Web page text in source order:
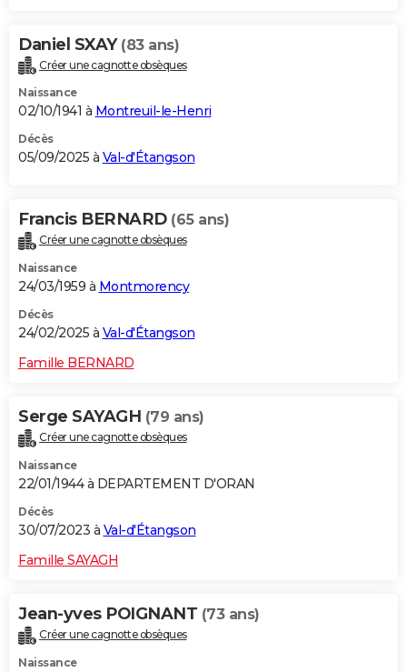
Daniel SXAY (83 ans)
Créer une cagnotte obsèques
Naissance
02/10/1941 à Montreuil-le-Henri
Décès
05/09/2025 à Val-d'Étangson
Francis BERNARD (65 ans)
Créer une cagnotte obsèques
Naissance
24/03/1959 à Montmorency
Décès
24/02/2025 à Val-d'Étangson
Famille BERNARD
Serge SAYAGH (79 ans)
Créer une cagnotte obsèques
Naissance
22/01/1944 à DEPARTEMENT D'ORAN
Décès
30/07/2023 à Val-d'Étangson
Famille SAYAGH
Jean-yves POIGNANT (73 ans)
Créer une cagnotte obsèques
Naissance